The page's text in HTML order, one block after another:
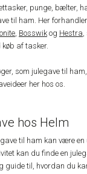
punge, bælter,
til ham. Her
, Bosswikog Hestra,
køb af tasker.
som julegave til
her hos os.
hos Helm
til ham kan være
kan du finde en
guide til, hvordan du